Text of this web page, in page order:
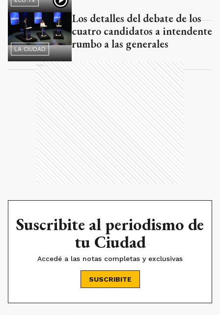
LA CIUDAD
Los detalles del debate de los
cuatro candidatos a intendente
rumbo a las generales
Ads
Suscribite al periodismo de
tu Ciudad
Accedé a las notas completas y exclusivas
SUSCRIBITE